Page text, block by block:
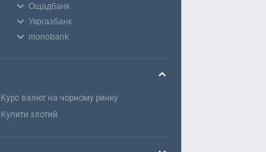
Ощадбанк
Укргазбанк
monobank
Курс валют на чорному ринку
Купити злотий